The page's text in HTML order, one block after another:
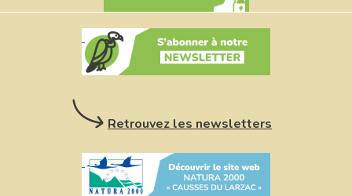
Retrouvez les newsletters